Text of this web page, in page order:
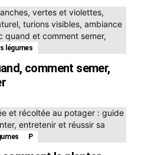
légumes
comment semer,
P